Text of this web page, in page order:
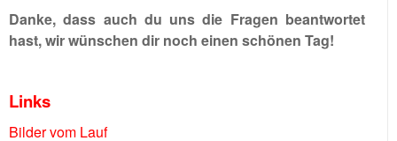
Danke, dass auch du uns die Fragen beantwortet
hast, wir wünschen dir noch einen schönen Tag!
Links
Bilder vom Lauf